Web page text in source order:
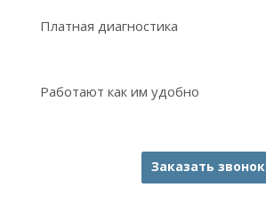
Платная диагностика
Работают как им удобно
Заказать звонок